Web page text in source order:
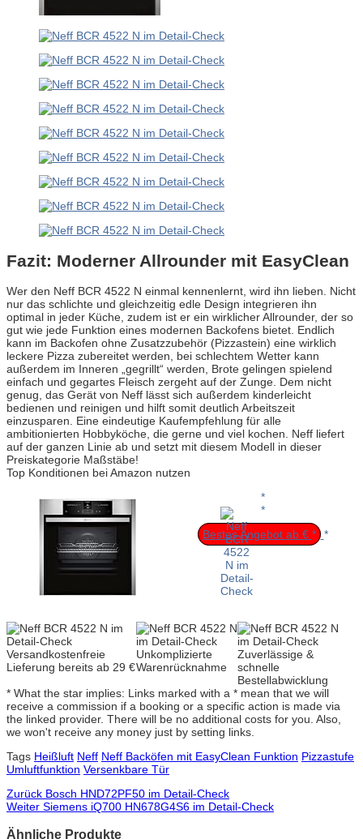
Fazit: Moderner Allrounder mit EasyClean
Wer den Neff BCR 4522 N einmal kennenlernt, wird ihn lieben. Nicht
nur das schlichte und gleichzeitig edle Design integrieren ihn
optimal in jeder Küche, zudem ist er ein wirklicher Allrounder, der so
gut wie jede Funktion eines modernen Backofens bietet. Endlich
kann im Backofen ohne Zusatzzubehör (Pizzastein) eine wirklich
leckere Pizza zubereitet werden, bei schlechtem Wetter kann
außerdem im Inneren „gegrillt“ werden, Brote gelingen spielend
einfach und gegartes Fleisch zergeht auf der Zunge. Dem nicht
genug, das Gerät von Neff lässt sich außerdem kinderleicht
bedienen und reinigen und hilft somit deutlich Arbeitszeit
einzusparen. Eine eindeutige Kaufempfehlung für alle
ambitionierten Hobbyköche, die gerne und viel kochen. Neff liefert
auf der ganzen Linie ab und setzt mit diesem Modell in dieser
Preiskategorie Maßstäbe!
Top Konditionen bei Amazon nutzen
Bestes Angebot ab €
Versandkostenfreie
Lieferung bereits ab 29 €
Unkomplizierte
Warenrücknahme
Zuverlässige &
schnelle
Bestellabwicklung
* What the star implies: Links marked with a * mean that we will
receive a commission if a booking or a specific action is made via
the linked provider. There will be no additional costs for you. Also,
we won't receive any money just by setting links.
Tags Heißluft Neff Neff Backöfen mit EasyClean Funktion Pizzastufe
Umluftfunktion Versenkbare Tür
Zurück Bosch HND72PF50 im Detail-Check
Weiter Siemens iQ700 HN678G4S6 im Detail-Check
Ähnliche Produkte